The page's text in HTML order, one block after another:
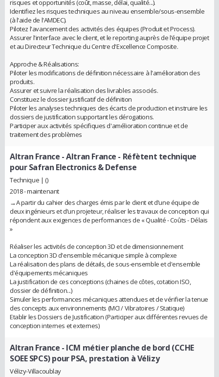
risques et opportunités (coût, masse, délai, qualité...).
Identifiez les risques techniques au niveau ensemble/sous-ensemble
(à l'aide de l'AMDEC).
Pilotez l'avancement des activités des équipes (Produit et Process).
Assurer l'interface avec le client, et le reporting auprès de l’équipe projet
et au Directeur Technique du Centre d'Excellence Composite.
Approche & Réalisations:
Piloter les modifications de définition nécessaire à l'amélioration des
produits.
Assurer et suivre la réalisation des livrables associés.
Constituez le dossier justificatif de définition
Piloter les analyses techniques des écarts de production et instruire les
dossiers de justification supportant les dérogations.
Participer aux activités spécifiques d'amélioration continue et de
traitement des problèmes
Altran France - Altran France - Réfètent technique
pour Safran Electronics & Defense
Technique | ()
2018 - maintenant
→A partir du cahier des charges émis par le client et d’une équipe de
deux ingénieurs et d’un projeteur, réaliser les travaux de conception qui
répondent aux exigences de performances de « Qualité - Coûts - Délais
»
Réaliser les activités de conception 3D et de dimensionnement
La conception 3D d'ensemble mécanique simple à complexe
La réalisation des plans de détails, de sous-ensemble et d'ensemble
d'équipements mécaniques
La justification de ces conceptions (chaines de côtes, cotation ISO,
dossier de définition...)
Simuler les performances mécaniques attendues et de vérifier la tenue
des concepts aux environnements (MCI / Vibratoires / Statique)
Etablir les Dossiers de Justification (Participer aux différentes revues de
conception internes et externes)
Altran France - ICM métier planche de bord (CCHE
SOEE SPCS) pour PSA, prestation à Vélizy
Vélizy-Villacoublay